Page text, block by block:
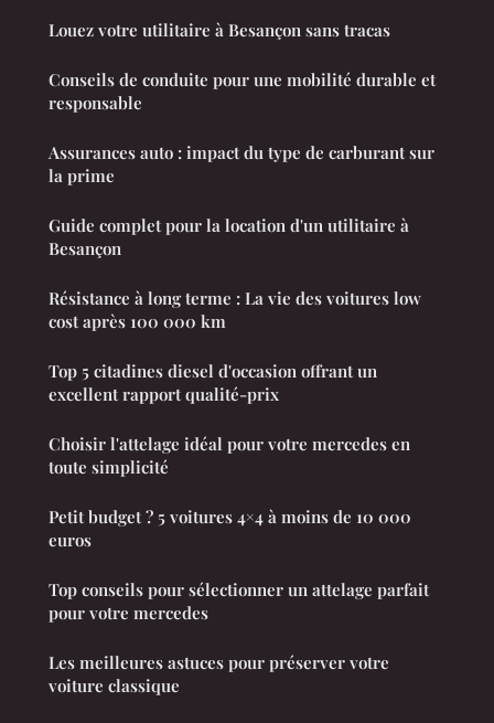
Louez votre utilitaire à Besançon sans tracas
Conseils de conduite pour une mobilité durable et
responsable
Assurances auto : impact du type de carburant sur
la prime
Guide complet pour la location d'un utilitaire à
Besançon
Résistance à long terme : La vie des voitures low
cost après 100 000 km
Top 5 citadines diesel d'occasion offrant un
excellent rapport qualité-prix
Choisir l'attelage idéal pour votre mercedes en
toute simplicité
Petit budget ? 5 voitures 4×4 à moins de 10 000
euros
Top conseils pour sélectionner un attelage parfait
pour votre mercedes
Les meilleures astuces pour préserver votre
voiture classique